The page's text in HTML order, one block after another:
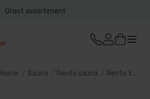
Groot assortiment
Home Sauna Rento sauna Rento textiel